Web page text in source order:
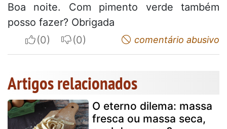
Boa noite. Com pimento verde também
posso fazer? Obrigada
I apreciateI do not appreciatecomentário abusivo
Artigos relacionados
O eterno dilema: massa
fresca ou massa seca,